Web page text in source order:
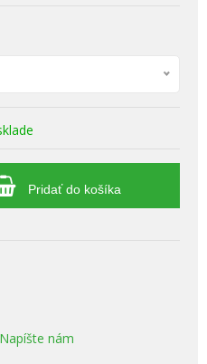
Pridať do košíka
nám